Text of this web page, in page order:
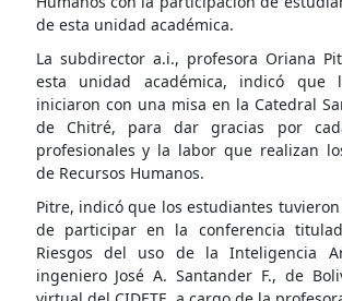
de esta unidad académica.
La subdirector a.i., profesora Oriana
esta unidad académica, indicó que
iniciaron con una misa en la Catedral
de Chitré, para dar gracias por
profesionales y la labor que realizan
de Recursos Humanos.
Pitre, indicó que los estudiantes
de participar en la conferencia
Riesgos del uso de la Inteligencia
ingeniero José A. Santander F., de